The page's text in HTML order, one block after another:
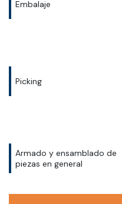
Embalaje
Picking
Armado y ensamblado de
piezas en general